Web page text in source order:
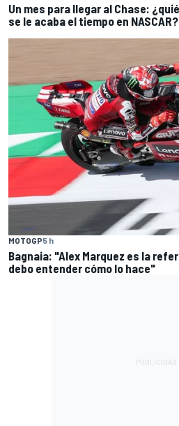
Un mes para llegar al Chase:
se le acaba el tiempo en NASCAR?
MOTOGP5 h
Bagnaia: "Alex Marquez es la
debo entender cómo lo hace"